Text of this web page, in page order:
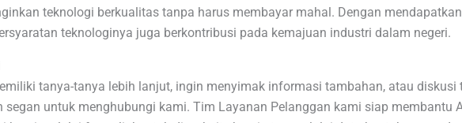
teknologi berkualitas tanpa harus membayar mahal. Dengan
teknologinya juga berkontribusi pada kemajuan industri dalam negeri.
tanya-tanya lebih lanjut, ingin menyimak informasi tambahan, atau diskusi
segan untuk menghubungi kami. Tim Layanan Pelanggan kami siap membantu